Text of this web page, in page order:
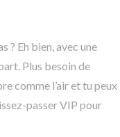
? Eh bien, avec une
Plus besoin de
comme l’air et tu peux
passer VIP pour